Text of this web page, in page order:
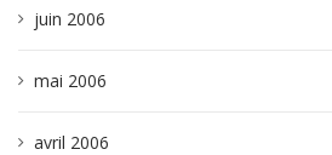
juin 2006
mai 2006
avril 2006